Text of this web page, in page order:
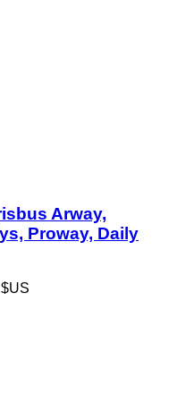
Arway,
Proway, Daily